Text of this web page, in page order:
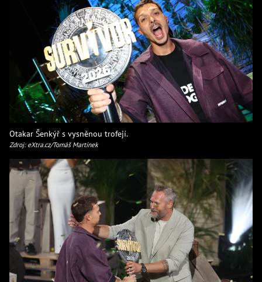
Otakar Šenkýř s vysněnou trofejí.
Zdroj: eXtra.cz/Tomáš Martínek